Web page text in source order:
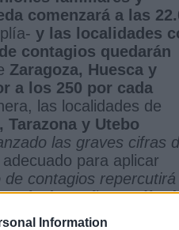
Information
comenzará a las
y las localidades
contagios quedarán
Zaragoza, Huesca y
a los 250 por cada
las localidades de
y Utebo
las graves cifras
para aplicar
contagios repercutirá
de mañana
febrero